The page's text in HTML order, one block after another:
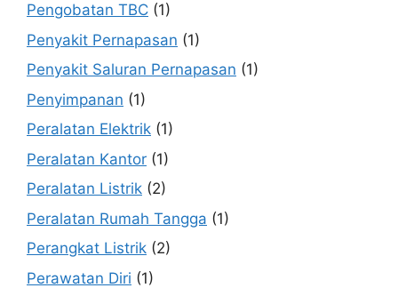
Pengobatan TBC (1)
Penyakit Pernapasan (1)
Penyakit Saluran Pernapasan (1)
Penyimpanan (1)
Peralatan Elektrik (1)
Peralatan Kantor (1)
Peralatan Listrik (2)
Peralatan Rumah Tangga (1)
Perangkat Listrik (2)
Perawatan Diri (1)